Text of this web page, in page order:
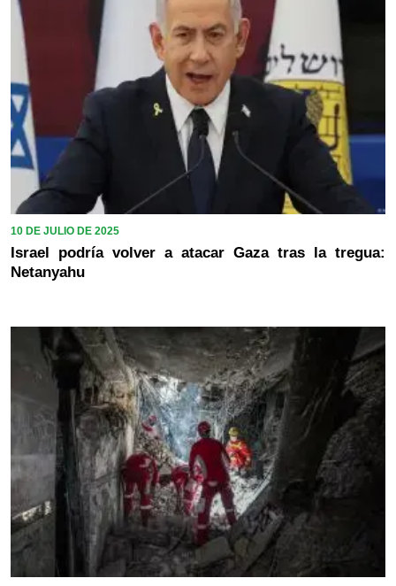
10 DE JULIO DE 2025
Israel podría volver a atacar Gaza tras la tregua:
Netanyahu